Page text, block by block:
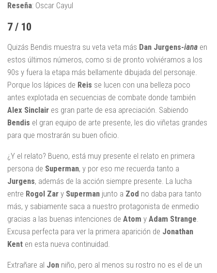
Reseña: Oscar Cayul
7 / 10
Quizás Bendis muestra su veta veta más Dan Jurgens-iana en
estos últimos números, como si de pronto volviéramos a los
90s y fuera la etapa más bellamente dibujada del personaje.
Porque los lápices de Reis se lucen con una belleza poco
antes explotada en secuencias de combate donde también
Alex Sinclair es gran parte de esa apreciación. Sabiendo
Bendis el gran equipo de arte presente, les dio viñetas grandes
para que mostrarán su buen oficio.
¿Y el relato? Bueno, está muy presente el relato en primera
persona de Superman, y por eso me recuerda tanto a
Jurgens, además de la acción siempre presente. La lucha
entre Rogol Zar y Superman junto a Zod no daba para tanto
más, y sabiamente saca a nuestro protagonista de enmedio
gracias a las buenas intenciones de Atom y Adam Strange
Excusa perfecta para ver la primera aparición de Jonathan
Kent en esta nueva continuidad.
Extrañare al Jon niño, pero al menos su rostro no es el de un